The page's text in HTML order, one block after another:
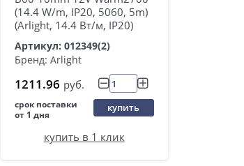
(14.4 W/m, IP20, 5060, 5m)
(Arlight, 14.4 Вт/м, IP20)
Артикул: 012349(2)
Бренд: Arlight
1211.96 руб.
срок поставки
от 1 дня
купить
купить в 1 клик